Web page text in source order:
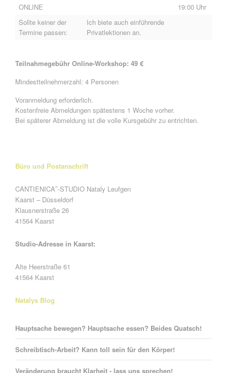
Sollte keiner der
Termine passen:
Ich biete auch einführende
Privatlektionen an.
ONLINE
19:00 Uhr
Teilnahmegebühr Online-Workshop: 49 €
Mindestteilnehmerzahl: 4 Personen
Voranmeldung erforderlich.
Kostenfreie Abmeldungen spätestens 1 Woche vorher.
Bei späterer Abmeldung ist die volle Kursgebühr zu entrichten.
Büro und Postanschrift
CANTIENICA®-STUDIO Nataly Leufgen
Kaarst – Düsseldorf
Klausnerstraße 26
41564 Kaarst
Studio-Adresse in Kaarst:
Alte Heerstraße 61
41564 Kaarst
Natalys Blog
Hauptsache bewegen? Hauptsache essen? Beides Quatsch!
Schreibtisch-Arbeit? Kann toll sein für den Körper!
Veränderung braucht Klarheit - lass uns sprechen!